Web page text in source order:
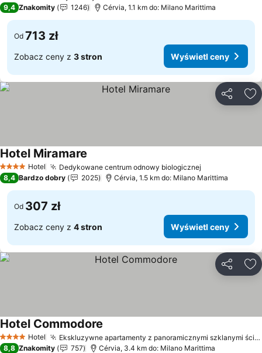
9,4 Znakomity 1246 Cérvia, 1.1 km do: Milano Marittima
Od 713 zł
Zobacz ceny z 3 stron Wyświetl ceny
4 KategoriaHotel Dedykowane centrum odnowy biologicznej
Hotel Miramare
8,4 Bardzo dobry 2025 Cérvia, 1.5 km do: Milano Marittima
Od 307 zł
Zobacz ceny z 4 stron Wyświetl ceny
4 KategoriaHotel Ekskluzywne apartamenty z panoramicznymi szklanymi ścianami
Hotel Commodore
8,8 Znakomity 757 Cérvia, 3.4 km do: Milano Marittima